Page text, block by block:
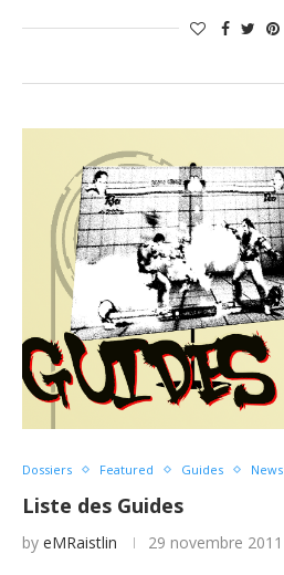
Dossiers Featured Guides News
Liste des Guides
by eMRaistlin 29 novembre 2011